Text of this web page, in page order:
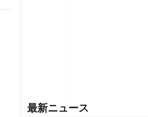
最新ニュース